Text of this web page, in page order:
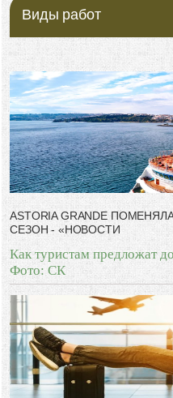
Виды работ
ASTORIA GRANDE
СЕЗОН - «НОВОСТИ
Как туристам предложат
Фото: СК